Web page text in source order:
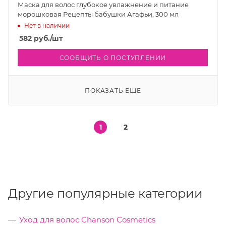
Маска для волос глубокое увлажнение и питание
морошковая Рецепты бабушки Агафьи, 300 мл
Нет в наличии
582 руб./шт
СООБЩИТЬ О ПОСТУПЛЕНИИ
ПОКАЗАТЬ ЕЩЕ
1 2
Другие популярные категории
Уход для волос Chanson Cosmetics